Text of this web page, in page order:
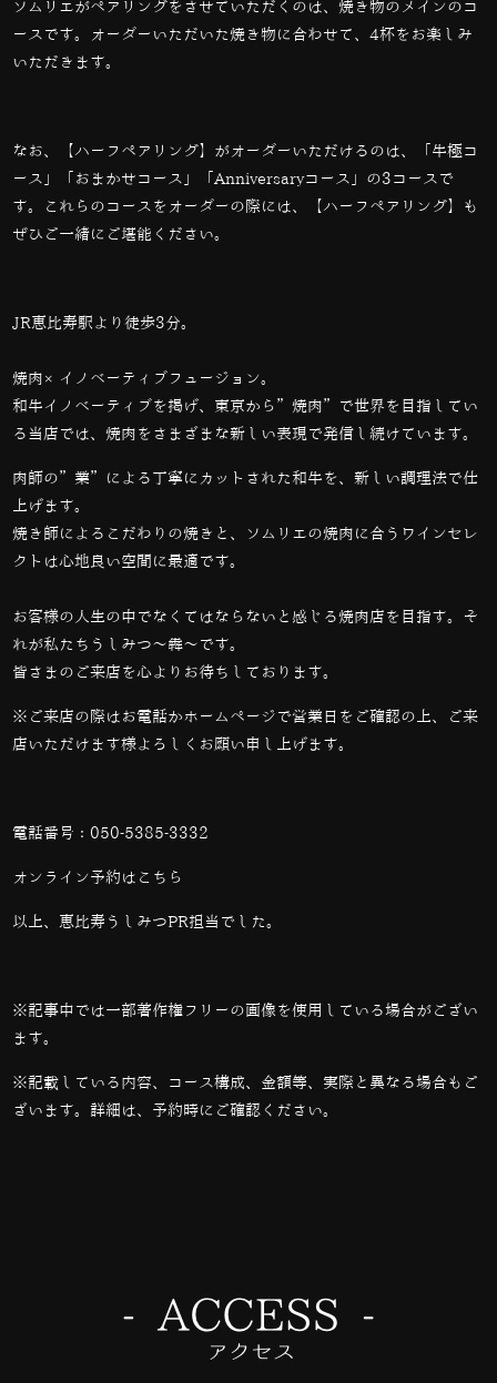
ソムリエがペアリングをさせていただくのは、焼き物のメインのコ
ースです。オーダーいただいた焼き物に合わせて、4杯をお楽しみ
いただきます。
なお、【ハーフペアリング】がオーダーいただけるのは、「牛極コ
ース」「おまかせコース」「Anniversaryコース」の3コースで
す。これらのコースをオーダーの際には、【ハーフペアリング】も
ぜひご一緒にご堪能ください。
JR恵比寿駅より徒歩3分。
焼肉×イノベーティブフュージョン。
和牛イノベーティブを掲げ、東京から”焼肉”で世界を目指してい
る当店では、焼肉をさまざまな新しい表現で発信し続けています。
肉師の”業”による丁寧にカットされた和牛を、新しい調理法で仕
上げます。
焼き師によるこだわりの焼きと、ソムリエの焼肉に合うワインセレ
クトは心地良い空間に最適です。
お客様の人生の中でなくてはならないと感じる焼肉店を目指す。そ
れが私たちうしみつ～犇～です。
皆さまのご来店を心よりお待ちしております。
※ご来店の際はお電話かホームページで営業日をご確認の上、ご来
店いただけます様よろしくお願い申し上げます。
電話番号： 050-5385-3332
オンライン予約は こちら
以上、恵比寿うしみつPR担当でした。
※記事中では一部著作権フリーの画像を使用している場合がござい
ます。
※記載している内容、コース構成、金額等、実際と異なる場合もご
ざいます。詳細は、予約時にご確認ください。